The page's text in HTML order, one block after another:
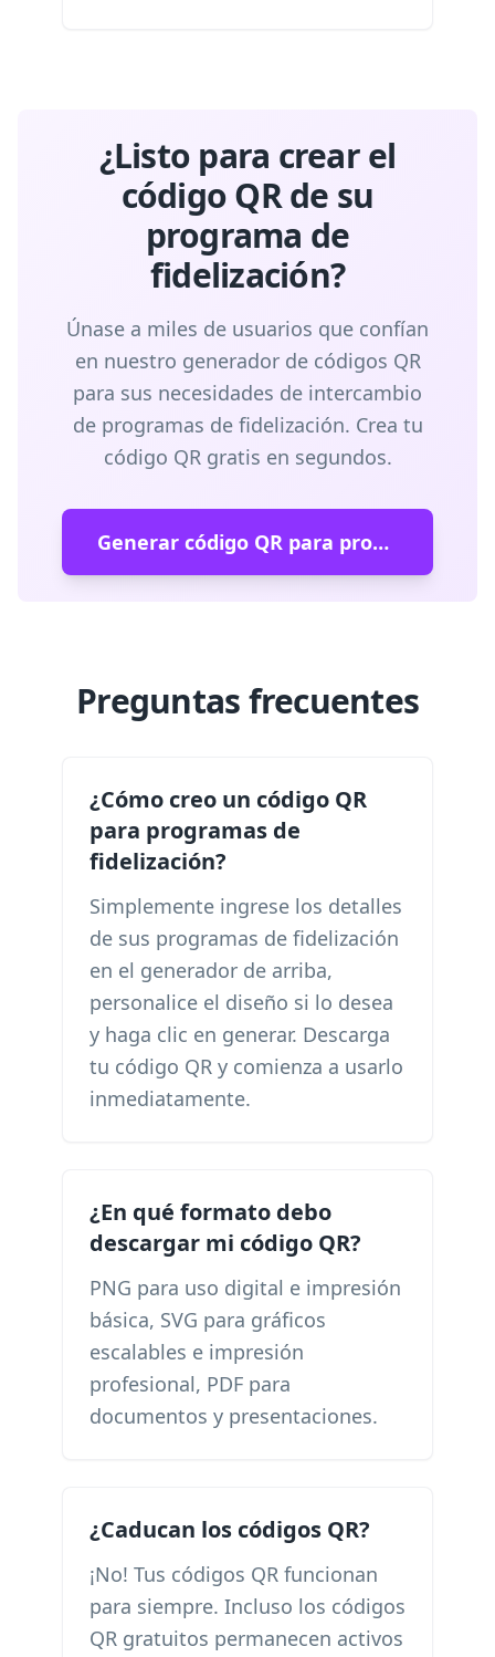
¿Listo para crear el
código QR de su
programa de
fidelización?
Únase a miles de usuarios que confían
en nuestro generador de códigos QR
para sus necesidades de intercambio
de programas de fidelización. Crea tu
código QR gratis en segundos.
Generar código QR para programas de fidelización
Preguntas frecuentes
¿Cómo creo un código QR
para programas de
fidelización?
Simplemente ingrese los detalles
de sus programas de fidelización
en el generador de arriba,
personalice el diseño si lo desea
y haga clic en generar. Descarga
tu código QR y comienza a usarlo
inmediatamente.
¿En qué formato debo
descargar mi código QR?
PNG para uso digital e impresión
básica, SVG para gráficos
escalables e impresión
profesional, PDF para
documentos y presentaciones.
¿Caducan los códigos QR?
¡No! Tus códigos QR funcionan
para siempre. Incluso los códigos
QR gratuitos permanecen activos